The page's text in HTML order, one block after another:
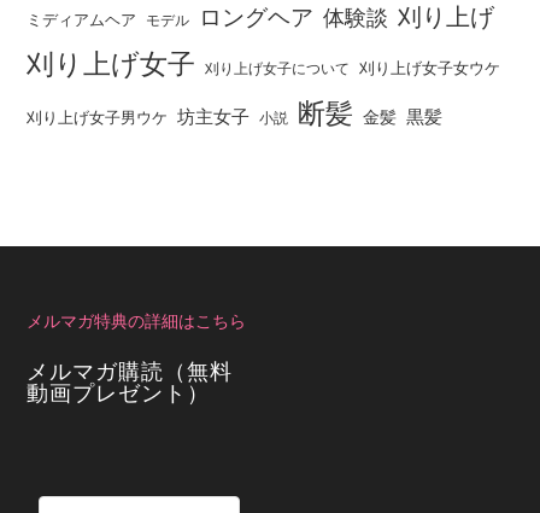
ミディアムヘア モデル ロングヘア 体験談 刈り上げ
刈り上げ女子 刈り上げ女子について 刈り上げ女子女ウケ
刈り上げ女子男ウケ 坊主女子 小説 断髪 金髪 黒髪
メルマガ特典の詳細はこちら
メルマガ購読（無料
動画プレゼント）